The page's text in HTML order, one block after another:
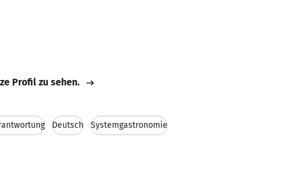
Profil zu sehen.
Deutsch Systemgastronomie